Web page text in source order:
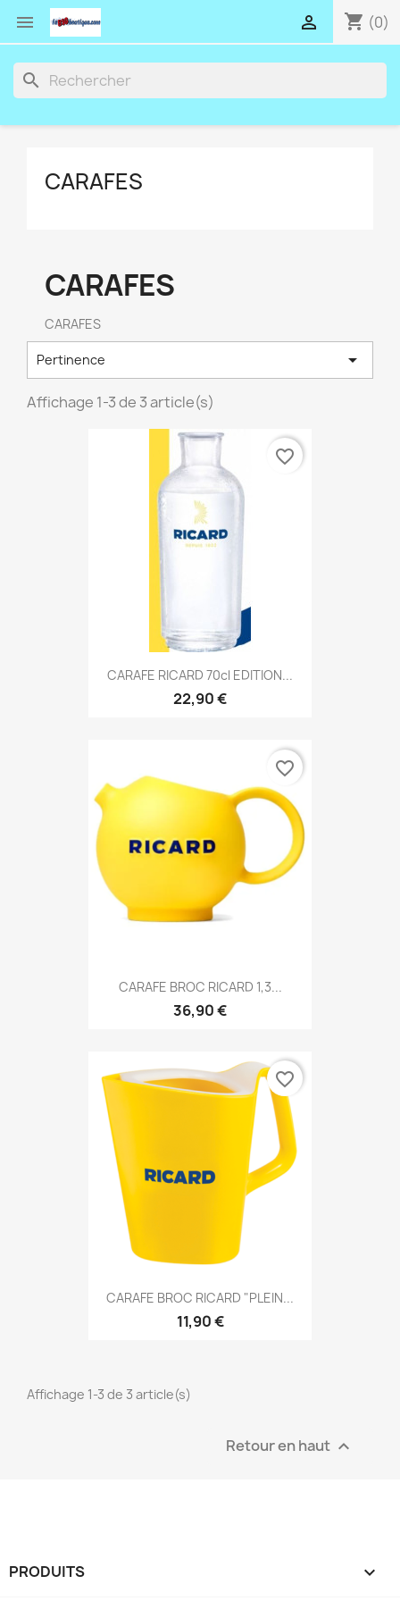
 shopping_cart (0)

search
CARAFES
CARAFES
CARAFES
Pertinence 
Affichage 1-3 de 3 article(s)
CARAFE RICARD 70cl EDITION...
22,90 €
favorite_border
CARAFE BROC RICARD 1,3...
36,90 €
favorite_border
CARAFE BROC RICARD "PLEIN...
11,90 €
favorite_border
Affichage 1-3 de 3 article(s)
Retour en haut 
PRODUITS 